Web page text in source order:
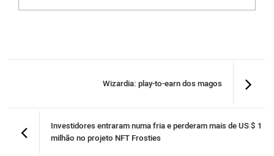
Wizardia: play-to-earn dos magos
Investidores entraram numa fria e perderam mais de US $ 1
milhão no projeto NFT Frosties